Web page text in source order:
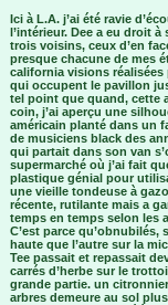
Ici à L.A. j’ai été ravie
l’intérieur. Dee a eu droit
trois voisins, ceux d’en
presque chacune de mes
california visions réalisées
qui occupent le pavillon
tel point que quand, cette
coin, j’ai aperçu une
américain planté dans un
de musiciens black des
qui partait dans son van
supermarché où j’ai fait
plastique génial pour
une vieille tondeuse à
récente, rutilante mais a
temps en temps selon les
C’est parce
haute que l’autre sur la
Tee passait et repassait
carrés d’herbe sur le
grande partie. un
arbres demeure au sol